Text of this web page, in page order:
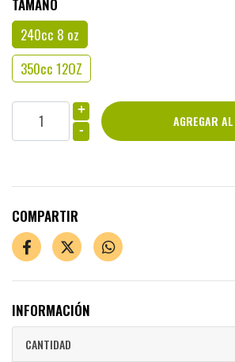
TAMAÑO
240cc 8 oz
350cc 12OZ
+
-
COMPARTIR
INFORMACIÓN
CANTIDAD